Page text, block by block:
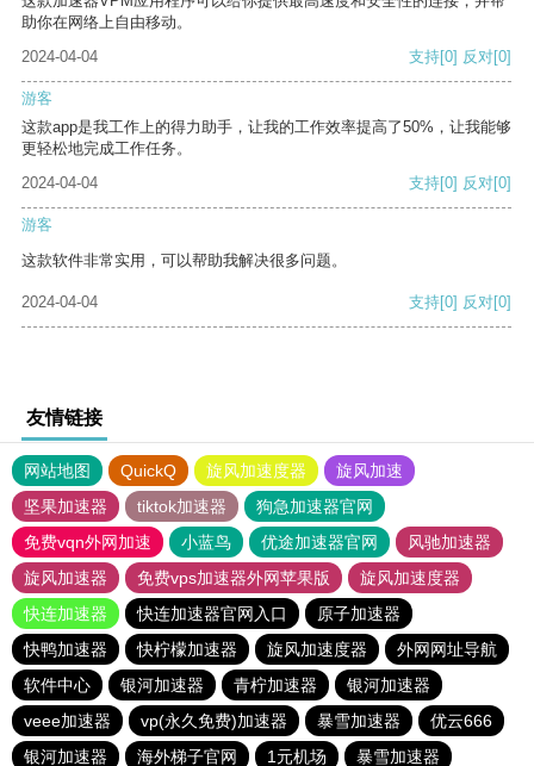
助你在网络上自由移动。
2024-04-04
支持[0] 反对[0]
游客
这款app是我工作上的得力助手，让我的工作效率提高了50%，让我能够
更轻松地完成工作任务。
2024-04-04
支持[0] 反对[0]
游客
这款软件非常实用，可以帮助我解决很多问题。
2024-04-04 支持[0] 反对[0]
友情链接
网站地图 QuickQ 旋风加速度器
旋风加速
坚果加速器
tiktok加速器
狗急加速器官网
免费vqn外网加速
小蓝鸟 优途加速器官网
风驰加速器
旋风加速器
免费vps加速器外网苹果版
旋风加速度器
快连加速器
快连加速器官网入口
原子加速器
快鸭加速器
快柠檬加速器 旋风加速度器
外网网址导航
软件中心
银河加速器 青柠加速器
银河加速器
veee加速器
vp(永久免费)加速器 暴雪加速器
优云666
银河加速器
海外梯子官网 1元机场 暴雪加速器